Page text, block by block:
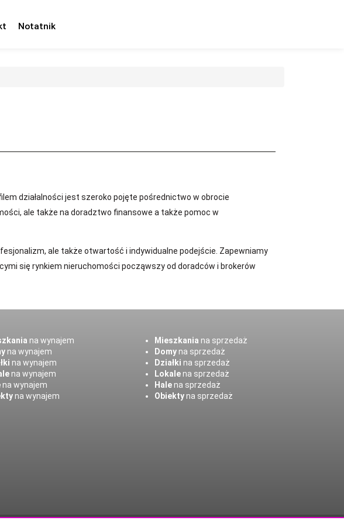
Notatnik
działalności jest szeroko pojęte pośrednictwo w obrocie
ale także na doradztwo finansowe a także pomoc w
ale także otwartość i indywidualne podejście. Zapewniamy
się rynkiem nieruchomości począwszy od doradców i brokerów
na wynajem
na wynajem
na wynajem
na wynajem
na wynajem
na wynajem
Mieszkania na sprzedaż
Domyna sprzedaż
Działki na sprzedaż
Lokalena sprzedaż
Halena sprzedaż
Obiektyna sprzedaż